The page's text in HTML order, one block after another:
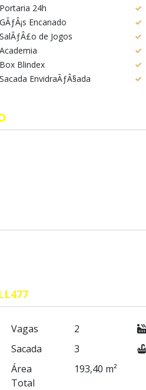
Portaria 24h
GÃƒÂ¡s Encanado
SalÃƒÂ£o de Jogos
Academia
Box Blindex
Sacada EnvidraÃƒÂ§ada
Vagas 2
Sacada 3
Área
Total
193,40 m²